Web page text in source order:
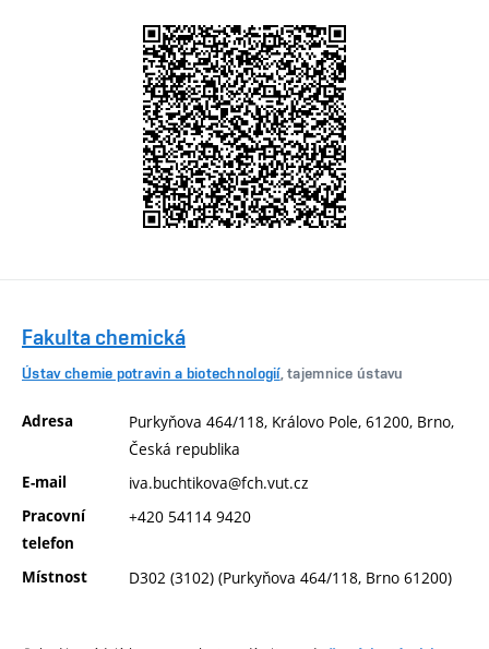
Fakulta chemická
Ústav chemie potravin a biotechnologií, tajemnice ústavu
Adresa
Purkyňova 464/118, Královo Pole, 61200, Brno,
Česká republika
E-mail iva.buchtikova@fch.vut.cz
Pracovní
telefon
+420 54114 9420
Místnost D302 (3102) (Purkyňova 464/118, Brno 61200)